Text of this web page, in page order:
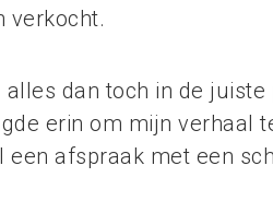
verkocht.
dan toch in de
erin om mijn verhaal
een afspraak met een